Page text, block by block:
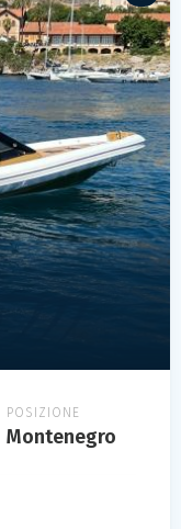
POSIZIONE
Montenegro